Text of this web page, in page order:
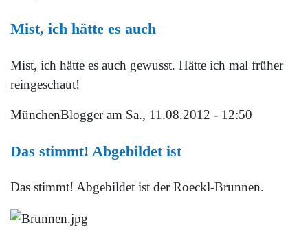
Mist, ich hätte es auch
Mist, ich hätte es auch gewusst. Hätte ich mal früher
reingeschaut!
MünchenBloggeram Sa., 11.08.2012 - 12:50
Das stimmt! Abgebildet ist
Das stimmt! Abgebildet ist der Roeckl-Brunnen.